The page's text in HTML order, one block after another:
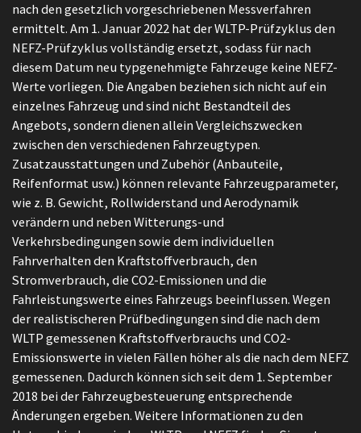
nach den gesetzlich vorgeschriebenen Messverfahren
ermittelt. Am 1. Januar 2022 hat der WLTP-Prüfzyklus den
NEFZ-Prüfzyklus vollständig ersetzt, sodass für nach
diesem Datum neu typgenehmigte Fahrzeuge keine NEFZ-
Werte vorliegen. Die Angaben beziehen sich nicht auf ein
einzelnes Fahrzeug und sind nicht Bestandteil des
Angebots, sondern dienen allein Vergleichszwecken
zwischen den verschiedenen Fahrzeugtypen.
Zusatzausstattungen und Zubehör (Anbauteile,
Reifenformat usw.) können relevante Fahrzeugparameter,
wie z. B. Gewicht, Rollwiderstand und Aerodynamik
verändern und neben Witterungs-und
Verkehrsbedingungen sowie dem individuellen
Fahrverhalten den Kraftstoffverbrauch, den
Stromverbrauch, die CO2-Emissionen und die
Fahrleistungswerte eines Fahrzeugs beeinflussen. Wegen
der realistischeren Prüfbedingungen sind die nach dem
WLTP gemessenen Kraftstoffverbrauchs und CO2-
Emissionswerte in vielen Fällen höher als die nach dem NEFZ
gemessenen. Dadurch können sich seit dem 1. September
2018 bei der Fahrzeugbesteuerung entsprechende
Änderungen ergeben. Weitere Informationen zu den